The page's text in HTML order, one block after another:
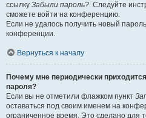
ссылку Забыли пароль?. Следуйте
сможете войти на конференцию.
Если не удалось получить новый
конференции.
Вернуться к началу
Почему мне периодически
пароля?
Если вы не отметили флажком пункт
оставаться под своим именем на
ограниченное время. Это сделано для